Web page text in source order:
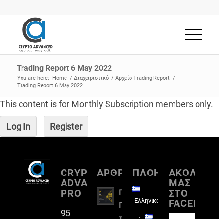
Trading Report 6 May 2022
You are here: Home / Διαχειριστικό / Αρχείο Trading Report /
Trading Report 6 May 2022
This content is for Monthly Subscription members only.
Log In Register
CRYPTO
ADVANCED
PRO
95
ΑΡΘΡΟΓΡΑΦΙΑ
Πλήρη
Παρουσίαση
ΠΛΟΗΓΗΣΗ
Ελληνικά
ΜΑΣ
ΣΤΟ